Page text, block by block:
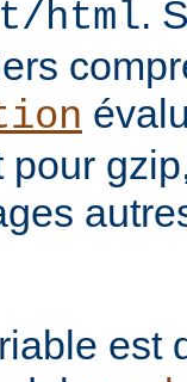
html.
pour
est